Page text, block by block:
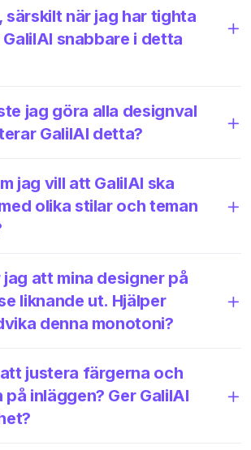
när jag har tighta
snabbare i detta
jag göra alla designval
GalilAI detta?
jag vill att GalilAI ska
olika stilar och teman
att mina designer på
liknande ut. Hjälper
denna monotoni?
justera färgerna och
inläggen? Ger GalilAI